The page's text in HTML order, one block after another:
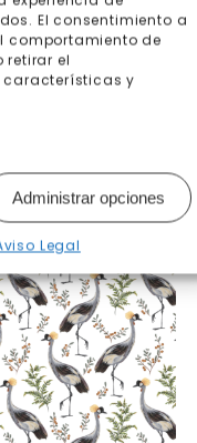
El consentimiento a
comportamiento de
retirar el
características y
Administrar opciones
Legal